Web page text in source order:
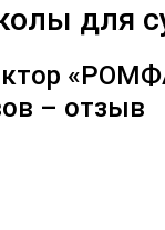
для
– отзыв